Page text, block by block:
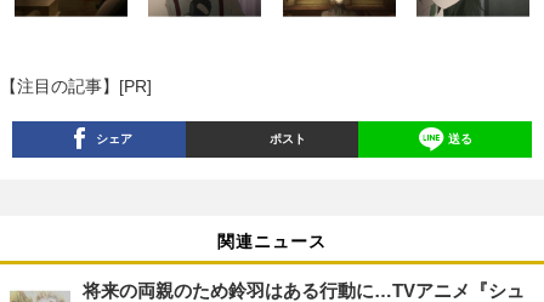
【注目の記事】[PR]
シェア ポスト 送る
関連ニュース
将来の両親のため鈴羽はある行動に…TVアニメ『シュ